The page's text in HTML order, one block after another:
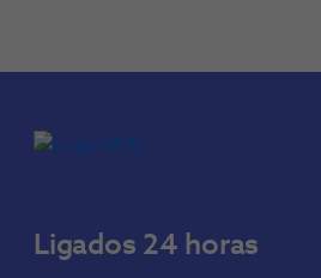
Ligados 24 horas